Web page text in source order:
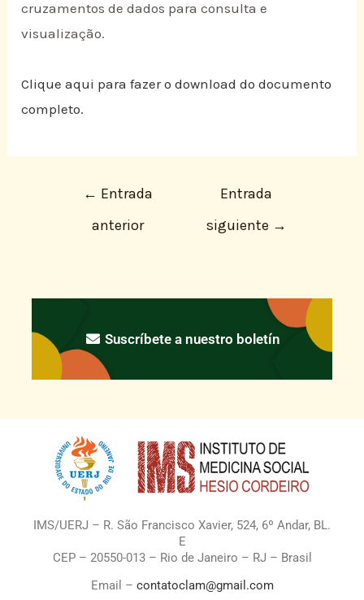
cruzamentos de dados para consulta e
visualização.
Clique aqui para fazer o download do documento
completo.
← Entrada
anterior
Entrada
siguiente →
Suscríbete a nuestro boletín
IMS/UERJ – R. São Francisco Xavier, 524, 6º Andar, BL.
E
CEP – 20550-013 – Rio de Janeiro – RJ – Brasil
Email – contatoclam@gmail.com